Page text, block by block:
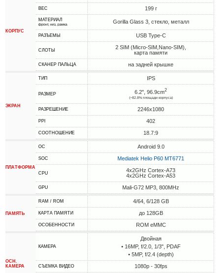
КОРПУС
ВЕС 199 г
МАТЕРИАЛ
фронт, низ, рамка Gorilla Glass 3, стекло, металл
РАЗЪЕМЫ USB Type-C
СЛОТЫ
2 SIM (Micro-SIM,Nano-SIM),
карта памяти
СКАНЕР ПАЛЬЦА на задней крышке
ЭКРАН
ТИП IPS
РАЗМЕР 6.2", 96.9cm2
(~82.8% площади корпуса)
РАЗРЕШЕНИЕ 2246x1080
PPI 402
СООТНОШЕНИЕ 18.7:9
ПЛАТФОРМА
ОС Android 9.0
SOC Mediatek Helio P60 MT6771
CPU
4x2GHz Cortex-A73
4x2GHz Cortex-A53
GPU Mali-G72 MP3, 800MHz
ПАМЯТЬ
RAM / ROM 4/64, 6/128 GB
КАРТА ПАМЯТИ до 128GB
ОСОБЕННОСТИ ROM eMMC
ОСН.
КАМЕРА
КАМЕРА
Двойная
• 16MP, f/2.0, 1/3", PDAF
• 5MP, f/2.4 (depth)
СЪЕМКА ВИДЕО 1080p - 30fps